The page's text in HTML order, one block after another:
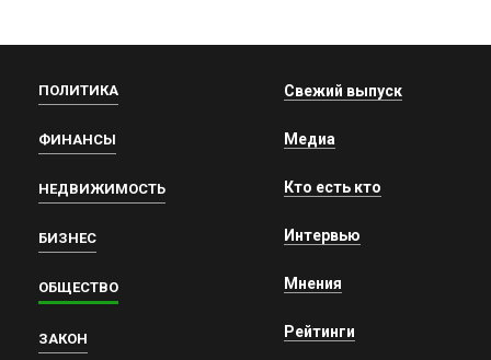
ПОЛИТИКА
ФИНАНСЫ
НЕДВИЖИМОСТЬ
БИЗНЕС
ОБЩЕСТВО
ЗАКОН
Свежий выпуск
Медиа
Кто есть кто
Интервью
Мнения
Рейтинги